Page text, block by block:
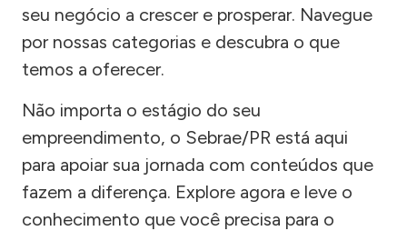
seu negócio a crescer e prosperar. Navegue
por nossas categorias e descubra o que
temos a oferecer.
Não importa o estágio do seu
empreendimento, o Sebrae/PR está aqui
para apoiar sua jornada com conteúdos que
fazem a diferença. Explore agora e leve o
conhecimento que você precisa para o